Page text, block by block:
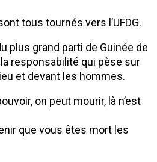
tous tournés vers l’UFDG.
plus grand parti de Guinée de
responsabilité qui pèse sur
et devant les hommes.
on peut mourir, là n’est
que vous êtes mort les